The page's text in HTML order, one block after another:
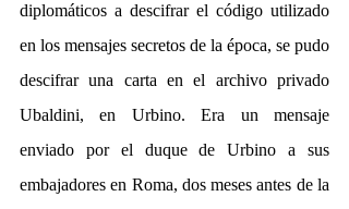
diplomáticos a descifrar el código utilizado
en los mensajes secretos de la época, se pudo
descifrar una carta en el archivo privado
Ubaldini, en Urbino. Era un mensaje
enviado por el duque de Urbino a sus
embajadores en Roma, dos meses antes de la